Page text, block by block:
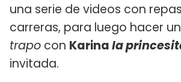
una serie de videos con
carreras, para luego hacer
trapo con Karinala
invitada.